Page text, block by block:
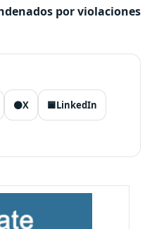
por violaciones
⚫X 🟦LinkedIn